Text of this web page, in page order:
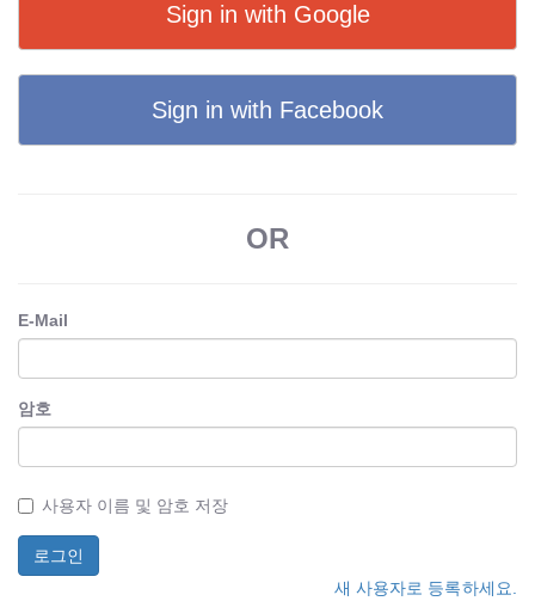
Sign in with Google
Sign in with Facebook
OR
E-Mail
암호
사용자 이름 및 암호 저장
새 사용자로 등록하세요.